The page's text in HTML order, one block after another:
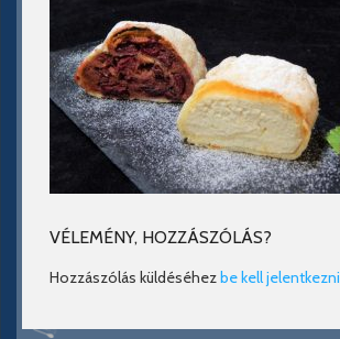
VÉLEMÉNY, HOZZÁSZÓLÁS?
Hozzászólás küldéséhezbe kell jelentkezni